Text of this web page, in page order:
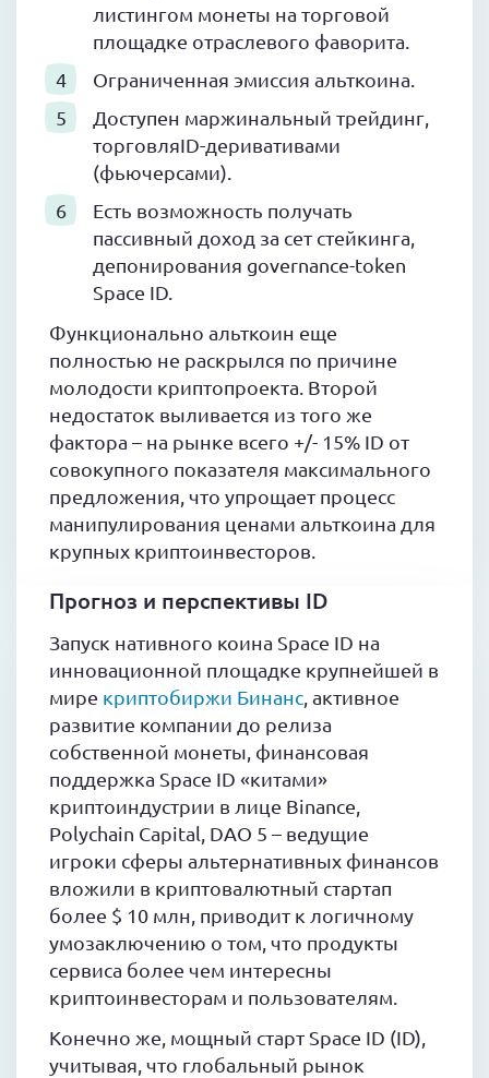
листингом монеты на торговой
площадке отраслевого фаворита.
Ограниченная эмиссия альткоина.
Доступен маржинальный трейдинг,
торговляID-деривативами
(фьючерсами).
Есть возможность получать
пассивный доход за сет стейкинга,
депонирования governance-token
Space ID.
Функционально альткоин еще
полностью не раскрылся по причине
молодости криптопроекта. Второй
недостаток выливается из того же
фактора – на рынке всего +/- 15% ID от
совокупного показателя максимального
предложения, что упрощает процесс
манипулирования ценами альткоина для
крупных криптоинвесторов.
Прогноз и перспективы ID
Запуск нативного коина Space ID на
инновационной площадке крупнейшей в
мире криптобиржи Бинанс, активное
развитие компании до релиза
собственной монеты, финансовая
поддержка Space ID «китами»
криптоиндустрии в лице Binance,
Polychain Capital, DAO 5 – ведущие
игроки сферы альтернативных финансов
вложили в криптовалютный стартап
более $ 10 млн, приводит к логичному
умозаключению о том, что продукты
сервиса более чем интересны
криптоинвесторам и пользователям.
Конечно же, мощный старт Space ID (ID),
учитывая, что глобальный рынок